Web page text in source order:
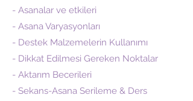
- Asanalar ve etkileri
- Asana Varyasyonları
- Destek Malzemelerin Kullanımı
- Dikkat Edilmesi Gereken Noktalar
- Aktarım Becerileri
- Sekans-Asana Serileme & Ders